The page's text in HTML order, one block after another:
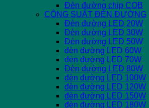
Đèn đường chip COB
CÔNG SUẤT ĐÈN ĐƯỜNG
Đèn đường LED 20W
Đèn đường LED 30W
Đèn đường LED 50W
đèn đường LED 60W
đèn đường LED 70W
Đèn đường LED 80W
đèn đường LED 100W
đèn đường LED 120W
đèn đường LED 150W
đèn đường LED 180W